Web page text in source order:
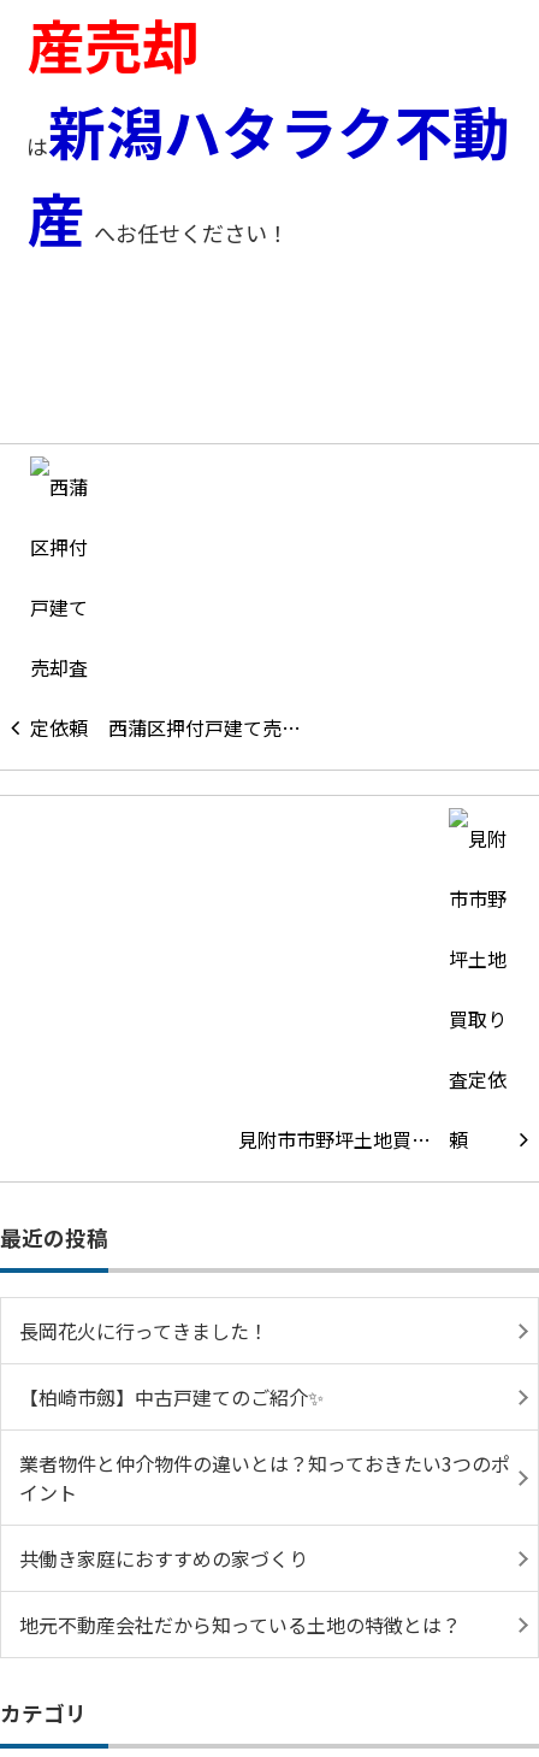
産売却
は新潟ハタラク不動
産 へお任せください！
西蒲区押付戸建て売…
見附市市野坪土地買…
最近の投稿
長岡花火に行ってきました！
【柏崎市劔】中古戸建てのご紹介✨
業者物件と仲介物件の違いとは？知っておきたい3つのポ
イント
共働き家庭におすすめの家づくり
地元不動産会社だから知っている土地の特徴とは？
カテゴリ